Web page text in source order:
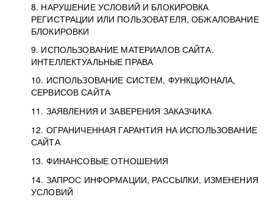
8. НАРУШЕНИЕ УСЛОВИЙ И БЛОКИРОВКА
РЕГИСТРАЦИИ ИЛИ ПОЛЬЗОВАТЕЛЯ, ОБЖАЛОВАНИЕ
БЛОКИРОВКИ
9. ИСПОЛЬЗОВАНИЕ МАТЕРИАЛОВ САЙТА.
ИНТЕЛЛЕКТУАЛЬНЫЕ ПРАВА
10. ИСПОЛЬЗОВАНИЕ СИСТЕМ, ФУНКЦИОНАЛА,
СЕРВИСОВ САЙТА
11. ЗАЯВЛЕНИЯ И ЗАВЕРЕНИЯ ЗАКАЗЧИКА
12. ОГРАНИЧЕННАЯ ГАРАНТИЯ НА ИСПОЛЬЗОВАНИЕ
САЙТА
13. ФИНАНСОВЫЕ ОТНОШЕНИЯ
14. ЗАПРОС ИНФОРМАЦИИ, РАССЫЛКИ, ИЗМЕНЕНИЯ
УСЛОВИЙ